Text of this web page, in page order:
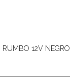
RUMBO 12V NEGRO